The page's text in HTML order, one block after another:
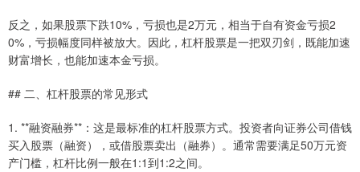
反之，如果股票下跌10%，亏损也是2万元，相当于自有资金亏损2
0%，亏损幅度同样被放大。因此，杠杆股票是一把双刃剑，既能加速
财富增长，也能加速本金亏损。
## 二、杠杆股票的常见形式
1. **融资融券**：这是最标准的杠杆股票方式。投资者向证券公司借钱
买入股票（融资），或借股票卖出（融券）。通常需要满足50万元资
产门槛，杠杆比例一般在1:1到1:2之间。